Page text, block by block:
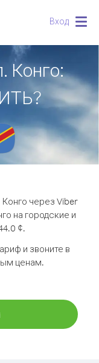
Вход
Конго:
через Viber
на городские и
¢.
и звоните в
ценам.